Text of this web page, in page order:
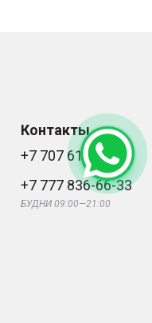
Контакты
+7 707 616-61-66
+7 777 836-66-33
БУДНИ 09:00—21:00